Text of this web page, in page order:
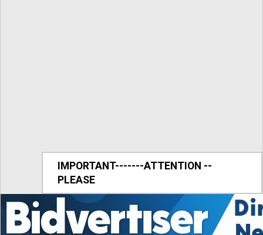
IMPORTANT-------ATTENTION --
PLEASE